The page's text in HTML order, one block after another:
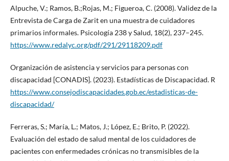
Alpuche, V.; Ramos, B.;Rojas, M.; Figueroa, C. (2008). Validez de la
Entrevista de Carga de Zarit en una muestra de cuidadores
primarios informales. Psicología 238 y Salud, 18(2), 237–245.
https://www.redalyc.org/pdf/291/29118209.pdf
Organización de asistencia y servicios para personas con
discapacidad [CONADIS]. (2023). Estadísticas de Discapacidad. R
https://www.consejodiscapacidades.gob.ec/estadisticas-de-
discapacidad/
Ferreras, S.; María, L.; Matos, J.; López, E.; Brito, P. (2022).
Evaluación del estado de salud mental de los cuidadores de
pacientes con enfermedades crónicas no transmisibles de la